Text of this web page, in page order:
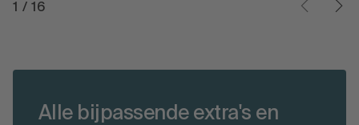
1 /16
Alle bijpassende extra's en